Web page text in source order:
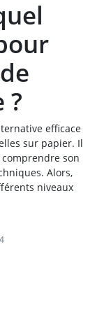
?
efficace
sur papier. Il
son
Alors,
niveaux